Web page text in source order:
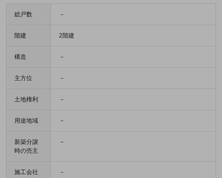
総戸数 －
階建 2階建
構造 －
主方位 －
土地権利 －
用途地域 －
新築分譲
時の売主
－
施工会社 －